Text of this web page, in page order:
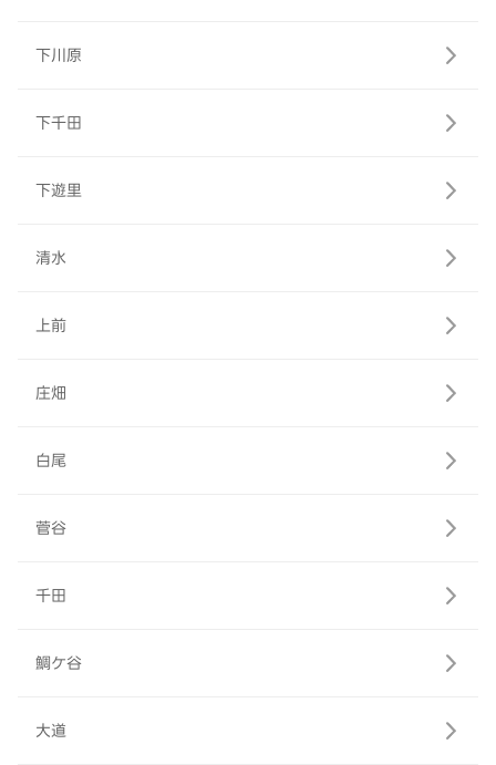
下川原
下千田
下遊里
清水
上前
庄畑
白尾
菅谷
千田
鯛ケ谷
大道